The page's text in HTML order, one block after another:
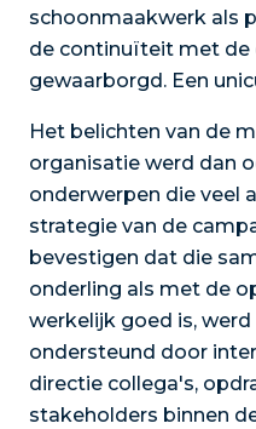
schoonmaakwerk als
de continuïteit met
gewaarborgd. Een
Het belichten van de
organisatie werd dan
onderwerpen die veel
strategie van de
bevestigen dat die
onderling als met de
werkelijk goed is, werd
ondersteund door
directie collega's,
stakeholders binnen